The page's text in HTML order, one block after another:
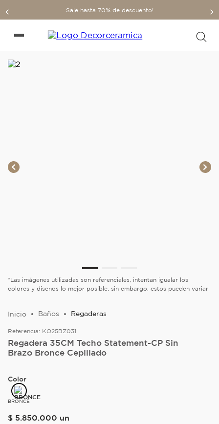
Sale hasta 70% de descuento!
*Las imágenes utilizadas son referenciales, intentan igualar los
colores y diseños lo mejor posible, sin embargo, estos pueden variar
Baños Regaderas
Referencia: KO25BZ031
Regadera 35CM Techo Statement-CP Sin
Brazo Bronce Cepillado
Color
BRONCE
$ 5.850.000 un